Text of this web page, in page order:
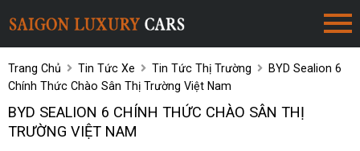
Trang Chủ Tin Tức Xe Tin Tức Thị Trường
BYD Sealion 6
Chính Thức Chào Sân Thị Trường Việt Nam
BYD SEALION 6 CHÍNH THỨC CHÀO SÂN THỊ
TRƯỜNG VIỆT NAM